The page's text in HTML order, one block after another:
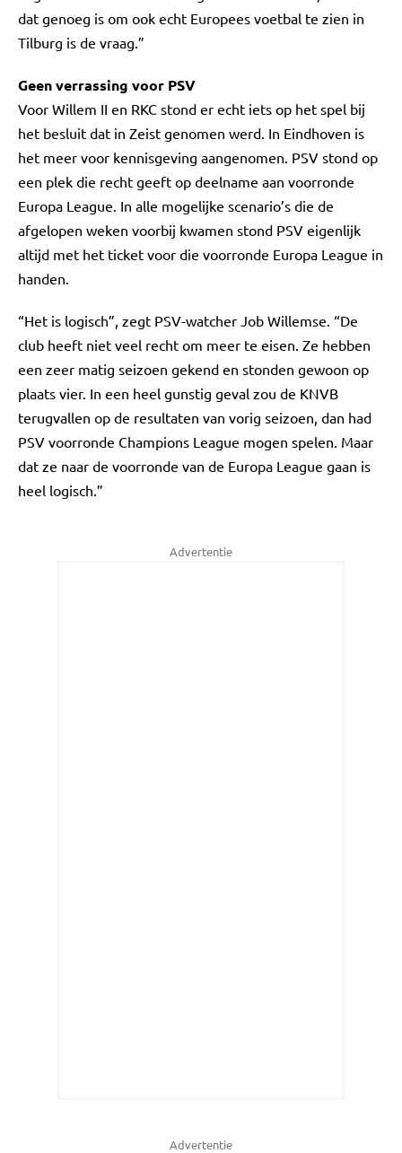
dat genoeg is om ook echt Europees voetbal te zien in
Tilburg is de vraag.”
Geen verrassing voor PSV
Voor Willem II en RKC stond er echt iets op het spel bij
het besluit dat in Zeist genomen werd. In Eindhoven is
het meer voor kennisgeving aangenomen. PSV stond op
een plek die recht geeft op deelname aan voorronde
Europa League. In alle mogelijke scenario’s die de
afgelopen weken voorbij kwamen stond PSV eigenlijk
altijd met het ticket voor die voorronde Europa League in
handen.
“Het is logisch”, zegt PSV-watcher Job Willemse. “De
club heeft niet veel recht om meer te eisen. Ze hebben
een zeer matig seizoen gekend en stonden gewoon op
plaats vier. In een heel gunstig geval zou de KNVB
terugvallen op de resultaten van vorig seizoen, dan had
PSV voorronde Champions League mogen spelen. Maar
dat ze naar de voorronde van de Europa League gaan is
heel logisch.”
Advertentie
Advertentie